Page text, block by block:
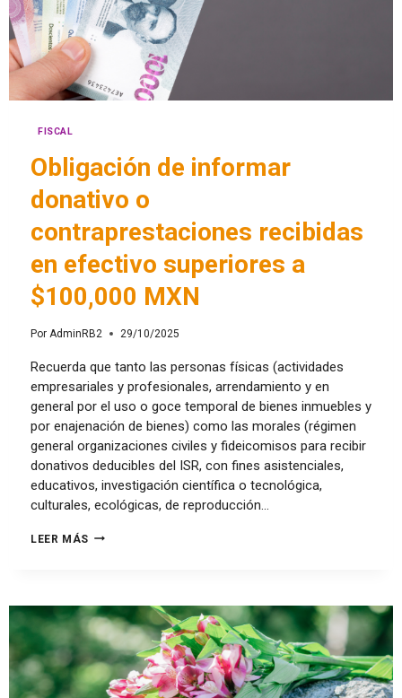
FISCAL
Obligación de informar
donativo o
contraprestaciones recibidas
en efectivo superiores a
$100,000 MXN
Por AdminRB2 29/10/2025
Recuerda que tanto las personas físicas (actividades
empresariales y profesionales, arrendamiento y en
general por el uso o goce temporal de bienes inmuebles y
por enajenación de bienes) como las morales (régimen
general organizaciones civiles y fideicomisos para recibir
donativos deducibles del ISR, con fines asistenciales,
educativos, investigación científica o tecnológica,
culturales, ecológicas, de reproducción…
LEER MÁS